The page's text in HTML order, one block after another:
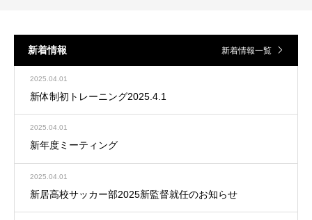
新着情報 新着情報一覧
2025.04.01
新体制初トレーニング2025.4.1
2025.04.01
新年度ミーティング
2025.04.01
新居高校サッカー部2025新監督就任のお知らせ